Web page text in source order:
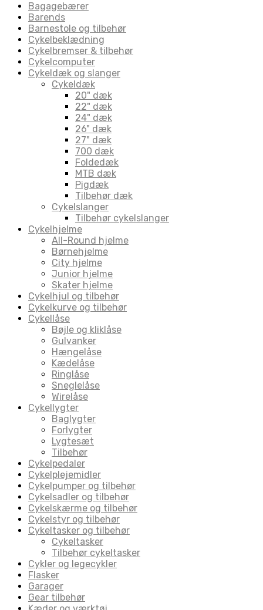
Bagagebærer
Barends
Barnestole og tilbehør
Cykelbeklædning
Cykelbremser & tilbehør
Cykelcomputer
Cykeldæk og slanger
Cykeldæk
20" dæk
22" dæk
24" dæk
26" dæk
27" dæk
700 dæk
Foldedæk
MTB dæk
Pigdæk
Tilbehør dæk
Cykelslanger
Tilbehør cykelslanger
Cykelhjelme
All-Round hjelme
Børnehjelme
City hjelme
Junior hjelme
Skater hjelme
Cykelhjul og tilbehør
Cykelkurve og tilbehør
Cykellåse
Bøjle og kliklåse
Gulvanker
Hængelåse
Kædelåse
Ringlåse
Sneglelåse
Wirelåse
Cykellygter
Baglygter
Forlygter
Lygtesæt
Tilbehør
Cykelpedaler
Cykelplejemidler
Cykelpumper og tilbehør
Cykelsadler og tilbehør
Cykelskærme og tilbehør
Cykelstyr og tilbehør
Cykeltasker og tilbehør
Cykeltasker
Tilbehør cykeltasker
Cykler og legecykler
Flasker
Garager
Gear tilbehør